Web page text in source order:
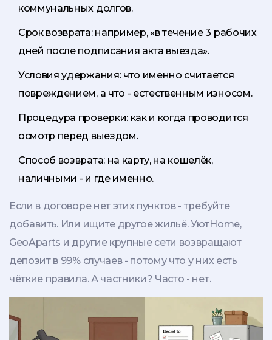
коммунальных долгов.
Срок возврата: например, «в течение 3 рабочих
дней после подписания акта выезда».
Условия удержания: что именно считается
повреждением, а что - естественным износом.
Процедура проверки: как и когда проводится
осмотр перед выездом.
Способ возврата: на карту, на кошелёк,
наличными - и где именно.
Если в договоре нет этих пунктов - требуйте
добавить. Или ищите другое жильё. УютHome,
GeoAparts и другие крупные сети возвращают
депозит в 99% случаев - потому что у них есть
чёткие правила. А частники? Часто - нет.